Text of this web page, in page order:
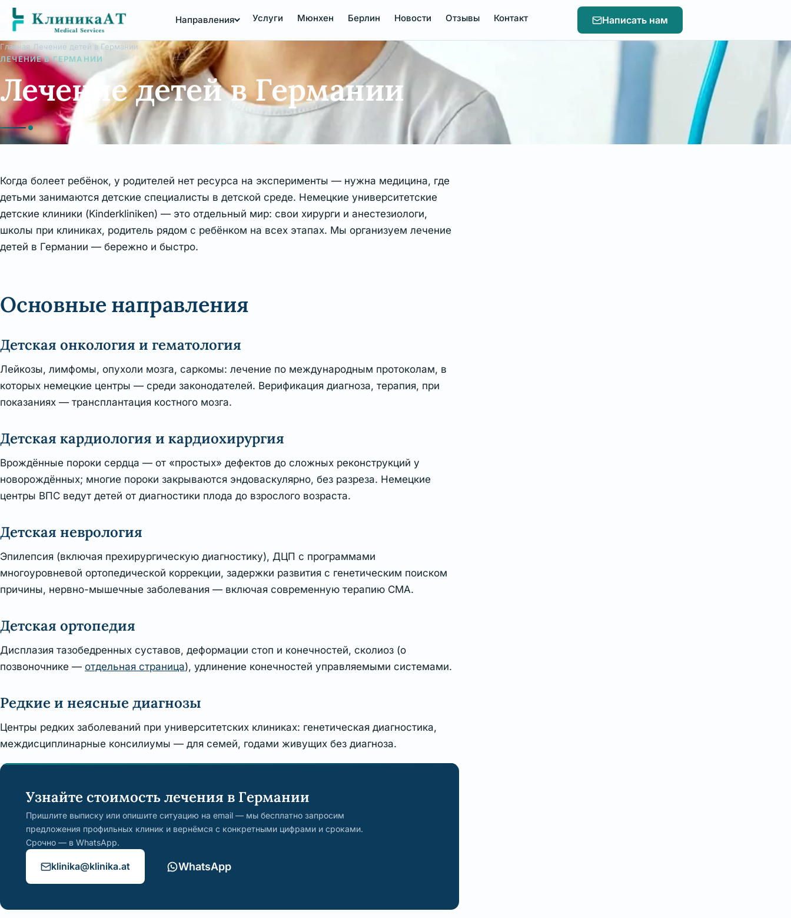
Перейти
содержимому
Направления Услуги Мюнхен Берлин Новости Отзывы Контакт Написать нам
Главная Лечение детей в Германии
ЛЕЧЕНИЕ В ГЕРМАНИИ
Лечение детей в Германии
Когда болеет ребёнок, у родителей нет ресурса на эксперименты — нужна медицина, где
детьми занимаются детские специалисты в детской среде. Немецкие университетские
детские клиники (Kinderkliniken) — это отдельный мир: свои хирурги и анестезиологи,
школы при клиниках, родитель рядом с ребёнком на всех этапах. Мы организуем лечение
детей в Германии — бережно и быстро.
Основные направления
Детская онкология и гематология
Лейкозы, лимфомы, опухоли мозга, саркомы: лечение по международным протоколам, в
которых немецкие центры — среди законодателей. Верификация диагноза, терапия, при
показаниях — трансплантация костного мозга.
Детская кардиология и кардиохирургия
Врождённые пороки сердца — от «простых» дефектов до сложных реконструкций у
новорождённых; многие пороки закрываются эндоваскулярно, без разреза. Немецкие
центры ВПС ведут детей от диагностики плода до взрослого возраста.
Детская неврология
Эпилепсия (включая прехирургическую диагностику), ДЦП с программами
многоуровневой ортопедической коррекции, задержки развития с генетическим поиском
причины, нервно-мышечные заболевания — включая современную терапию СМА.
Детская ортопедия
Дисплазия тазобедренных суставов, деформации стоп и конечностей, сколиоз (о
позвоночнике — отдельная страница), удлинение конечностей управляемыми системами.
Редкие и неясные диагнозы
Центры редких заболеваний при университетских клиниках: генетическая диагностика,
междисциплинарные консилиумы — для семей, годами живущих без диагноза.
Узнайте стоимость лечения в Германии
Пришлите выписку или опишите ситуацию на email — мы бесплатно запросим
предложения профильных клиник и вернёмся с конкретными цифрами и сроками.
Срочно — в WhatsApp.
klinika@klinika.at WhatsApp